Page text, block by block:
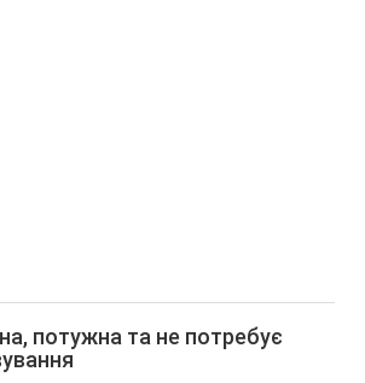
потужна та не потребує